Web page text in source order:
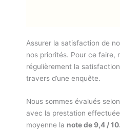
Assurer la satisfaction de
nos priorités. Pour ce faire,
régulièrement la
travers d’une enquête.
Nous sommes évalués
avec la prestation
moyenne la note de 9,4 / 10.